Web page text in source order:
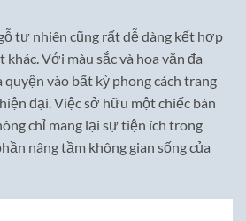
tự nhiên cũng rất dễ dàng kết hợp
Với màu sắc và hoa văn đa
quyện vào bất kỳ phong cách trang
đại. Việc sở hữu một chiếc bàn
chỉ mang lại sự tiện ích trong
nâng tầm không gian sống của